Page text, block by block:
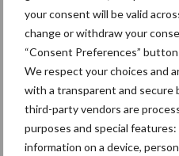
your consent will be valid
change or withdraw your
“Consent Preferences”
We respect your choices and
with a transparent and secure
third-party vendors are
purposes and special
information on a device,
Aardappelrassen